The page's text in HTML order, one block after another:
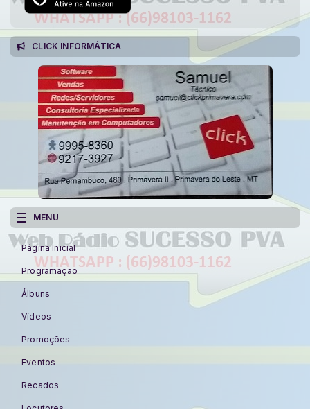
CLICK INFORMÁTICA
MENU
Página Inicial
Programação
Álbuns
Vídeos
Promoções
Eventos
Recados